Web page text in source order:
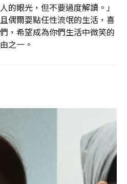
的眼光，但不要過度解讀。」
偶爾耍點任性流氓的生活，喜
，希望成為你們生活中微笑的
之一。